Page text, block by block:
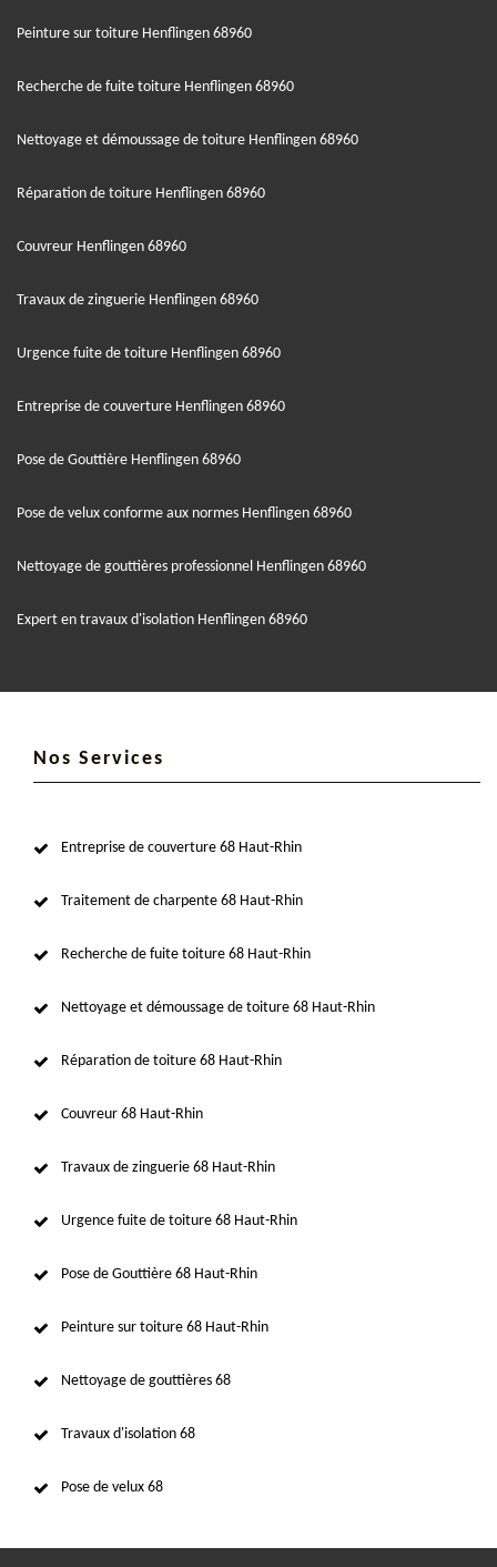
Peinture sur toiture Henflingen 68960
Recherche de fuite toiture Henflingen 68960
Nettoyage et démoussage de toiture Henflingen 68960
Réparation de toiture Henflingen 68960
Couvreur Henflingen 68960
Travaux de zinguerie Henflingen 68960
Urgence fuite de toiture Henflingen 68960
Entreprise de couverture Henflingen 68960
Pose de Gouttière Henflingen 68960
Pose de velux conforme aux normes Henflingen 68960
Nettoyage de gouttières professionnel Henflingen 68960
Expert en travaux d'isolation Henflingen 68960
Nos Services
Entreprise de couverture 68 Haut-Rhin
Traitement de charpente 68 Haut-Rhin
Recherche de fuite toiture 68 Haut-Rhin
Nettoyage et démoussage de toiture 68 Haut-Rhin
Réparation de toiture 68 Haut-Rhin
Couvreur 68 Haut-Rhin
Travaux de zinguerie 68 Haut-Rhin
Urgence fuite de toiture 68 Haut-Rhin
Pose de Gouttière 68 Haut-Rhin
Peinture sur toiture 68 Haut-Rhin
Nettoyage de gouttières 68
Travaux d'isolation 68
Pose de velux 68